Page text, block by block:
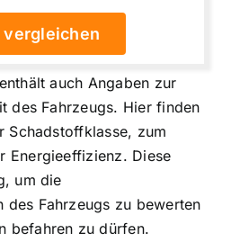
auch Angaben zur
des Fahrzeugs. Hier finden
Schadstoffklasse, zum
Energieeffizienz. Diese
um die
des Fahrzeugs zu bewerten
befahren zu dürfen.